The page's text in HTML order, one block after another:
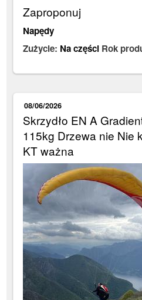
Zaproponuj
Napędy
Zużycie: Na części Rok
08/06/2026
Skrzydło EN A
115kg Drzewa nie Nie
KT ważna